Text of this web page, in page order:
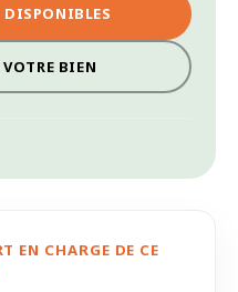
DISPONIBLES
BIEN
EN CHARGE DE CE